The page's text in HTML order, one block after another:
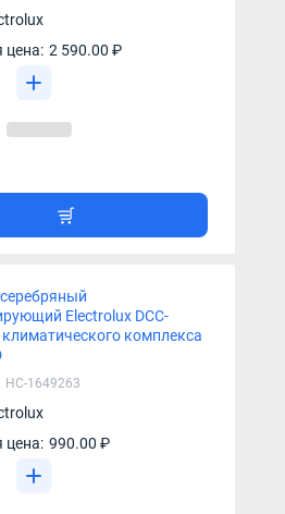
цена: 2 590.00 ₽
Electrolux DCC-
комплекса
НС-1649263
цена: 990.00 ₽